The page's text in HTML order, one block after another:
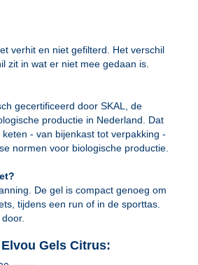
verhit en niet gefilterd. Het verschil
zit in wat er niet mee gedaan is.
gecertificeerd door SKAL, de
productie in Nederland. Dat
- van bijenkast tot verpakking -
normen voor biologische productie.
De gel is compact genoeg om
tijdens een run of in de sporttas.
Gels Citrus: